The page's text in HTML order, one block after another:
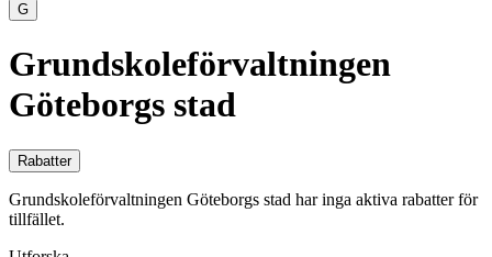
G
Grundskole­förvaltningen
Göteborgs stad
Rabatter
Grundskole­förvaltningen Göteborgs stad har inga aktiva rabatter för
tillfället.